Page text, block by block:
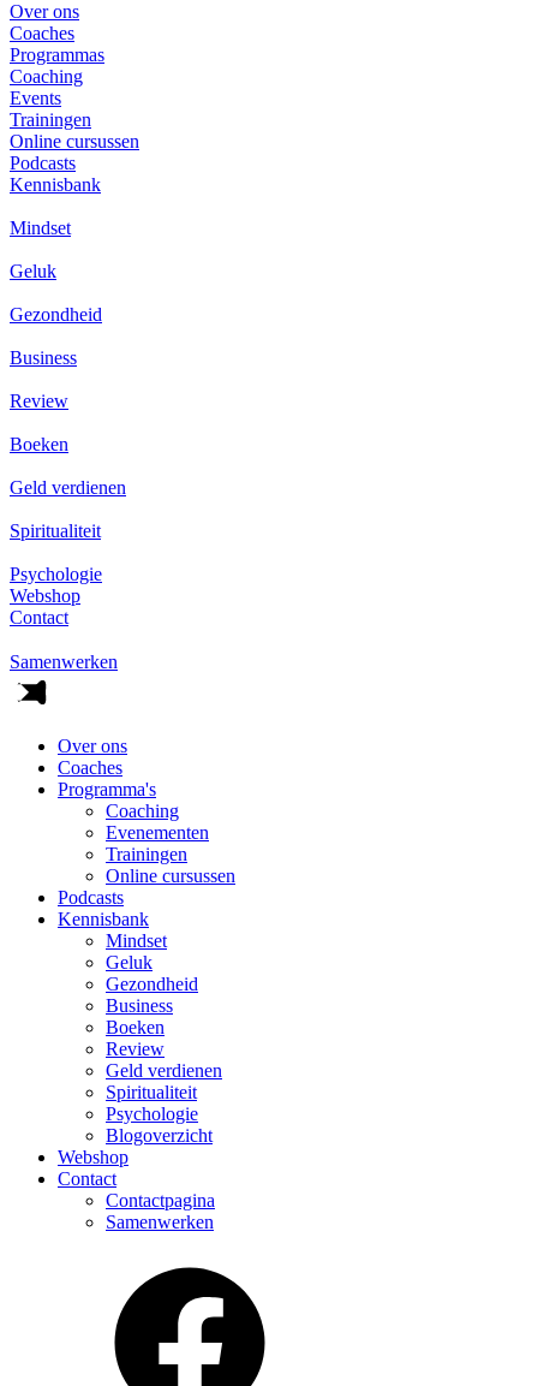
Over ons
Coaches
Programmas
Coaching
Events
Trainingen
Online cursussen
Podcasts
Kennisbank
Mindset
Geluk
Gezondheid
Business
Review
Boeken
Geld verdienen
Spiritualiteit
Psychologie
Webshop
Contact
Samenwerken
Over ons
Coaches
Programma's
Coaching
Evenementen
Trainingen
Online cursussen
Podcasts
Kennisbank
Mindset
Geluk
Gezondheid
Business
Boeken
Review
Geld verdienen
Spiritualiteit
Psychologie
Blogoverzicht
Webshop
Contact
Contactpagina
Samenwerken